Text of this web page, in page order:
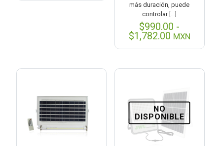
más duración, puede
controlar[…]
$990.00 -
$1,782.00Rango
$990.00
$1,782.00
MXN
NO
DISPONIBLE